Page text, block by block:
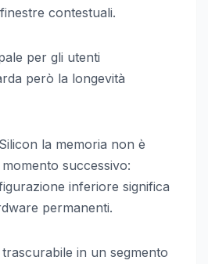
contestuali.
per gli utenti
però la longevità
la memoria non è
successivo:
inferiore significa
permanenti.
in un segmento